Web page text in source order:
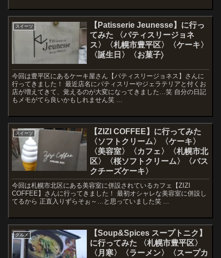
スイーツ
【Patisserie Jeunesse】に行っ
てみた 〈パティスリージョネ
ス〉〈札幌市豊平区〉〈ケーキ〉
〈誕生日〉〈お菓子〉
今回は豊平区にあるケーキ屋さん【パティスリージョネス】さんに
行ってきました！ 最近店名にパティスリーやジェラテリアと付くお
店が増えてきて、覚えるのが大変になってきました…笑 自分の日記
もメモがてら良いかもしれません笑 ...
スイーツ
【ZIZI COFFEE】に行ってみた
〈ソフトクリーム〉〈ケーキ〉
〈美容室〉〈カフェ〉〈札幌市北
区〉〈桜ソフトクリーム〉〈バス
クチーズケーキ〉
今回は札幌市北区にある美容室に併設されているカフェ【ZIZI
COFFEE】さんに行ってきました！ 最初オシャレな美容室に併設し
てるから 正直入りずらそぉ～…と思っていました笑 ...
グルメ
【Soup&Spices スープトニク】
に行ってみた 〈札幌市豊平区〉
〈月寒〉〈ラーメン〉〈スープカ